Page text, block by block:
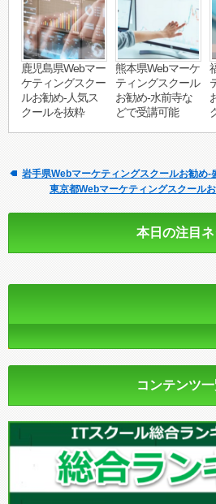
鹿児島県Webマー
ケティングスクー
ルお勧め-人気ス
クールを抜粋
熊本県Webマーケ
ティングスクール
お勧め-水前寺な
どで受講可能
岩手県Webマーケティングスクールお勧め-
東京都Webマーケティングスクール
本日の注目ネ
コンテンツ